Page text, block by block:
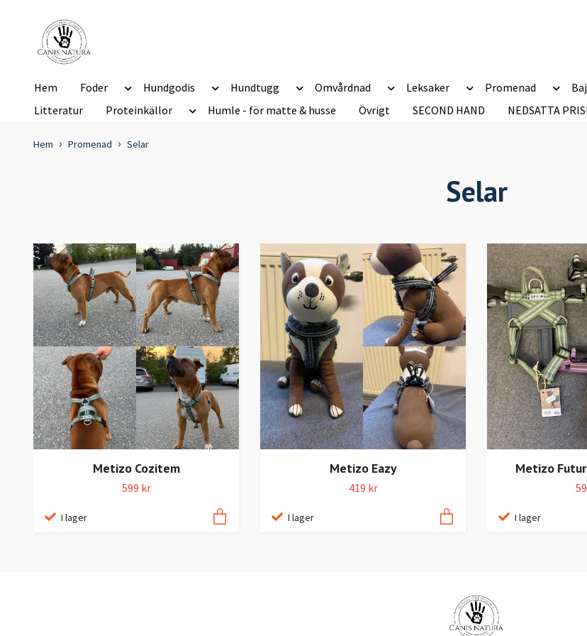
Hem Foder Hundgodis Hundtugg Omvårdnad Leksaker Promenad
Litteratur
Proteinkällor Humle - för matte & husse Övrigt SECOND HAND NEDSATTA
Hem Promenad Selar
Selar
Metizo Cozitem
599 kr
I lager
Metizo Eazy
419 kr
I lager
Metizo
I lager